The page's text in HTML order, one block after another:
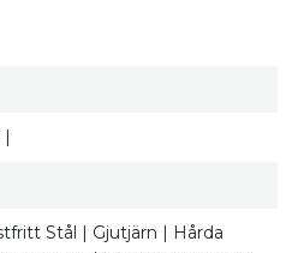
Stål | Gjutjärn | Hårda